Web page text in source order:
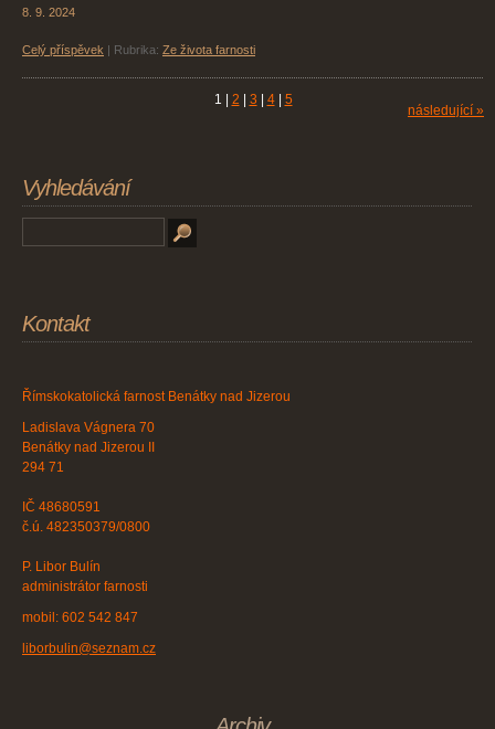
8. 9. 2024
Celý příspěvek Rubrika: Ze života farnosti
1 2 3 4 5
následující »
Vyhledávání
Kontakt
Římskokatolická farnost Benátky nad Jizerou
Ladislava Vágnera 70
Benátky nad Jizerou II
294 71
IČ 48680591
č.ú. 482350379/0800
P. Libor Bulín
administrátor farnosti
mobil: 602 542 847
liborbulin@seznam.cz